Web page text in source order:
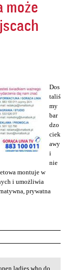
może
Dos
taliś
my
bar
dzo
ciek
awy
i
nie
montuje w
i umożliwia
prywatna
ladies who do